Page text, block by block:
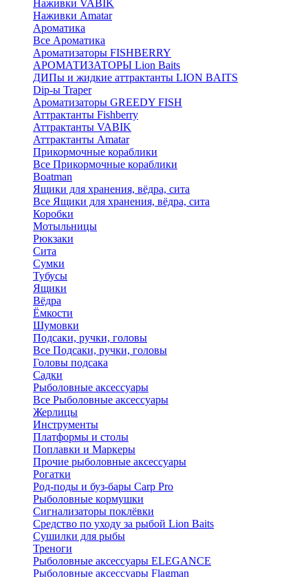
Наживки VABIK
Наживки Amatar
Ароматика
Все Ароматика
Ароматизаторы FISHBERRY
АРОМАТИЗАТОРЫ Lion Baits
ДИПы и жидкие аттрактанты LION BAITS
Dip-ы Traper
Ароматизаторы GREEDY FISH
Аттрактанты Fishberry
Аттрактанты VABIK
Аттрактанты Amatar
Прикормочные кораблики
Все Прикормочные кораблики
Boatman
Ящики для хранения, вёдра, сита
Все Ящики для хранения, вёдра, сита
Коробки
Мотыльницы
Рюкзаки
Сита
Сумки
Тубусы
Ящики
Вёдра
Ёмкости
Шумовки
Подсаки, ручки, головы
Все Подсаки, ручки, головы
Головы подсака
Садки
Рыболовные аксессуары
Все Рыболовные аксессуары
Жерлицы
Инструменты
Платформы и столы
Поплавки и Маркеры
Прочие рыболовные аксессуары
Рогатки
Род-поды и буз-бары Carp Pro
Рыболовные кормушки
Сигнализаторы поклёвки
Средство по уходу за рыбой Lion Baits
Сушилки для рыбы
Треноги
Рыболовные аксессуары ELEGANCE
Рыболовные аксессуары Flagman